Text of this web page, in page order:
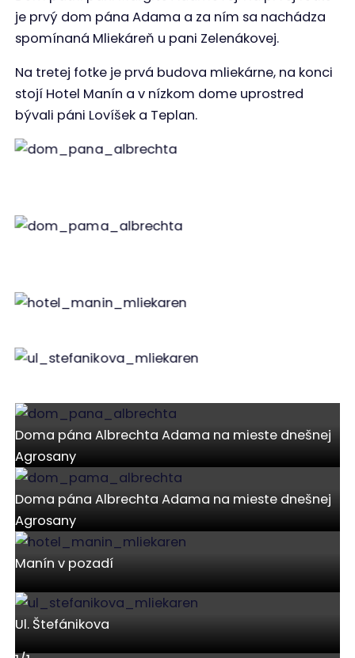
je prvý dom pána Adama a za ním sa nachádza
spomínaná Mliekáreň u pani Zelenákovej.
Na tretej fotke je prvá budova mliekárne, na konci
stojí Hotel Manín a v nízkom dome uprostred
bývali páni Lovíšek a Teplan.
Doma pána Albrechta Adama na mieste dnešnej
Agrosany
Doma pána Albrechta Adama na mieste dnešnej
Agrosany
Manín v pozadí
Ul. Štefánikova